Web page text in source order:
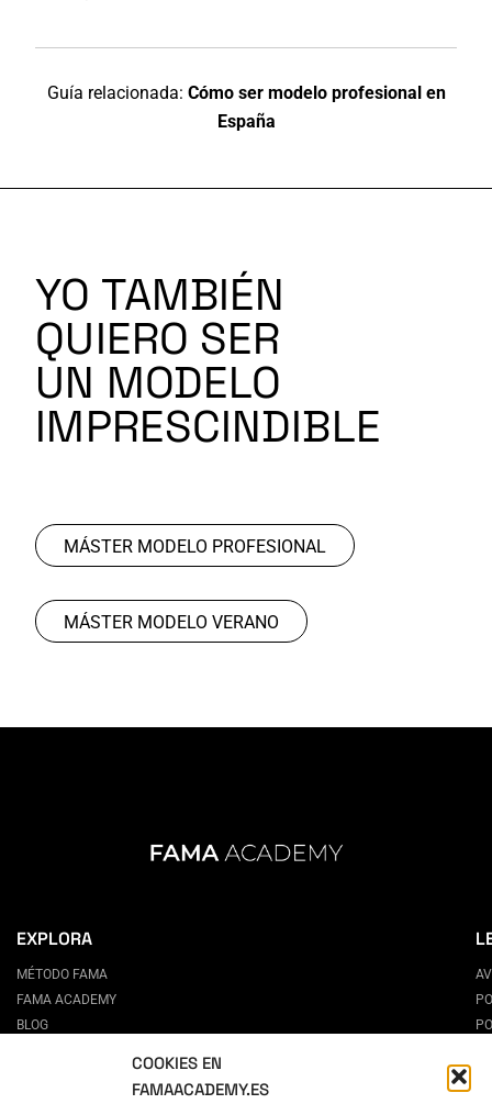
COOKIES EN
FAMAACADEMY.ES
Guía relacionada: Cómo ser modelo profesional en
España
YO TAMBIÉN
QUIERO SER
UN MODELO
IMPRESCINDIBLE
MÁSTER MODELO PROFESIONAL
MÁSTER MODELO VERANO
EXPLORA
MÉTODO FAMA
FAMA ACADEMY
BLOG
ESCUELA DE MODELOS EN MADRID